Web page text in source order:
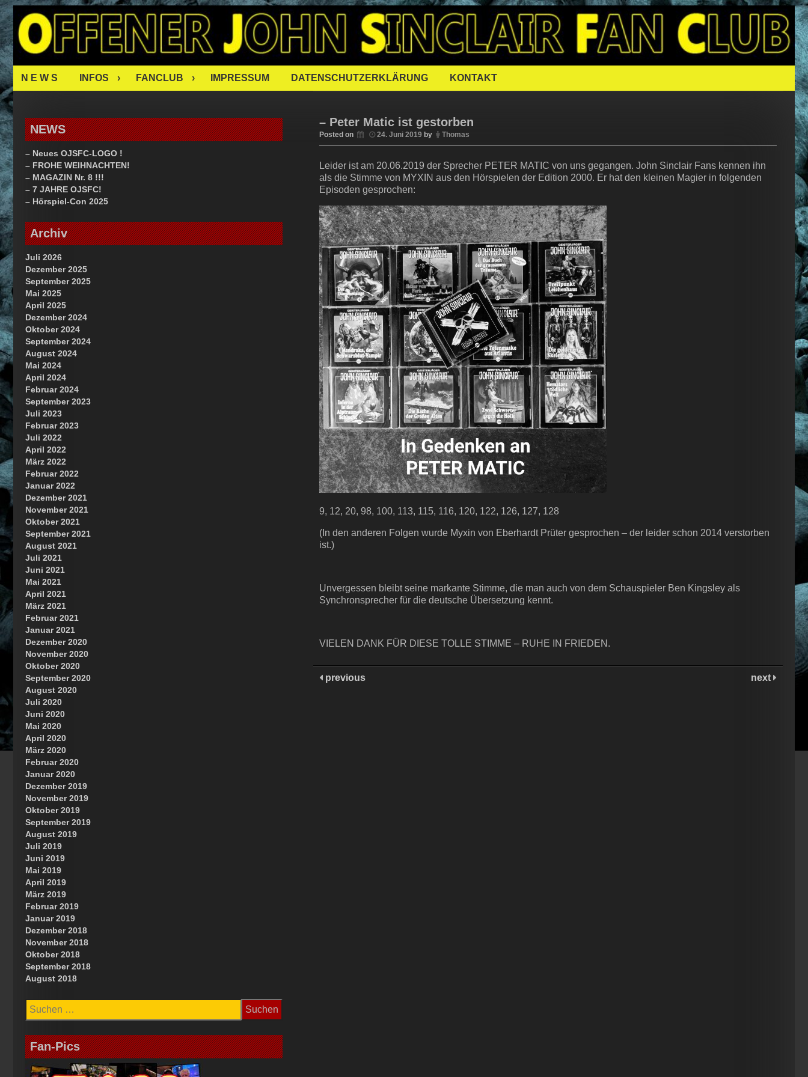
Skip
to
content
OJSFC – OFFENER JOHN SINCLAIR
FAN CLUB
N E W S INFOS FANCLUB IMPRESSUM DATENSCHUTZERKLÄRUNG KONTAKT
– Peter Matic ist gestorben
Posted on 24. Juni 2019by Thomas
Leider ist am 20.06.2019 der Sprecher PETER MATIC von uns gegangen. John Sinclair Fans kennen ihn
als die Stimme von MYXIN aus den Hörspielen der Edition 2000. Er hat den kleinen Magier in folgenden
Episoden gesprochen:
9, 12, 20, 98, 100, 113, 115, 116, 120, 122, 126, 127, 128
(In den anderen Folgen wurde Myxin von Eberhardt Prüter gesprochen – der leider schon 2014 verstorben
ist.)
Unvergessen bleibt seine markante Stimme, die man auch von dem Schauspieler Ben Kingsley als
Synchronsprecher für die deutsche Übersetzung kennt.
VIELEN DANK FÜR DIESE TOLLE STIMME – RUHE IN FRIEDEN.
previous next
NEWS
– Neues OJSFC-LOGO !
– FROHE WEIHNACHTEN!
– MAGAZIN Nr. 8 !!!
– 7 JAHRE OJSFC!
– Hörspiel-Con 2025
Archiv
Juli 2026
Dezember 2025
September 2025
Mai 2025
April 2025
Dezember 2024
Oktober 2024
September 2024
August 2024
Mai 2024
April 2024
Februar 2024
September 2023
Juli 2023
Februar 2023
Juli 2022
April 2022
März 2022
Februar 2022
Januar 2022
Dezember 2021
November 2021
Oktober 2021
September 2021
August 2021
Juli 2021
Juni 2021
Mai 2021
April 2021
März 2021
Februar 2021
Januar 2021
Dezember 2020
November 2020
Oktober 2020
September 2020
August 2020
Juli 2020
Juni 2020
Mai 2020
April 2020
März 2020
Februar 2020
Januar 2020
Dezember 2019
November 2019
Oktober 2019
September 2019
August 2019
Juli 2019
Juni 2019
Mai 2019
April 2019
März 2019
Februar 2019
Januar 2019
Dezember 2018
November 2018
Oktober 2018
September 2018
August 2018
Suchen
nach:
Fan-Pics